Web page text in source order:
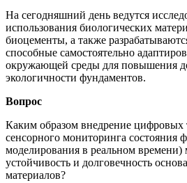
На сегодняшний день ведутся
использования биологических
биоцементы, а также
способные самостоятельно
окружающей среды для повышения
экологичности фундаментов.
Вопрос
Каким образом внедрение цифровых
сенсорного мониторинга состояния
моделирования в реальном
устойчивость и долговечность
материалов?